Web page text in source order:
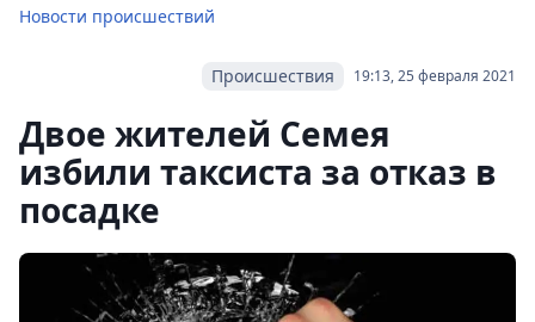
Новости происшествий
19:13, 25 февраля 2021
Происшествия
Двое жителей Семея
избили таксиста за отказ в
посадке